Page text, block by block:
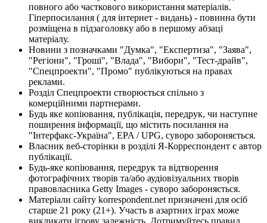
повного або часткового використання матеріалів.
Гіперпосилання ( для інтернет - видань) - повинна бути
розміщена в підзаголовку або в першому абзаці
матеріалу.
Новини з позначками "Думка", "Експертиза", "Заява",
"Регіони", "Гроші", "Влада", "Вибори", "Тест-драйв",
"Спецпроекти", "Промо" публікуються на правах
реклами.
Розділ Спецпроекти створюється спільно з
комерційними партнерами.
Будь яке копіювання, публікація, передрук, чи наступне
поширення інформації, що містить посилання на
"Інтерфакс-Україна", EPA / UPG, суворо забороняється.
Власник веб-сторінки в розділі Я-Корреспондент є автор
публікації.
Будь-яке копіювання, передрук та відтворення
фотографічних творів та/або аудіовізуальних творів
правовласника Getty Images - суворо забороняється.
Матеріали сайту korrespondent.net призначені для осіб
старше 21 року (21+). Участь в азартних іграх може
викликати ігрову залежність. Дотримуйтесь правил